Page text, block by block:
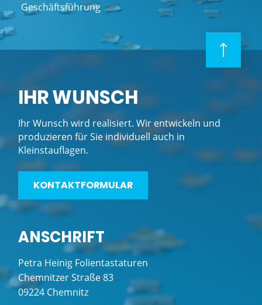
Geschäftsführung
IHR WUNSCH
Ihr Wunsch wird realisiert. Wir entwickeln und
produzieren für Sie individuell auch in
Kleinstauflagen.
KONTAKTFORMULAR
ANSCHRIFT
Petra Heinig Folientastaturen
Chemnitzer Straße 83
09224 Chemnitz